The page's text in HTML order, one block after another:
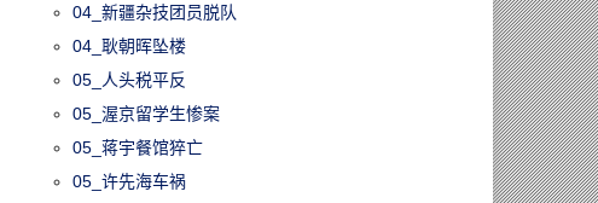
04_新疆杂技团员脱队
04_耿朝晖坠楼
05_人头税平反
05_渥京留学生惨案
05_蒋宇餐馆猝亡
05_许先海车祸